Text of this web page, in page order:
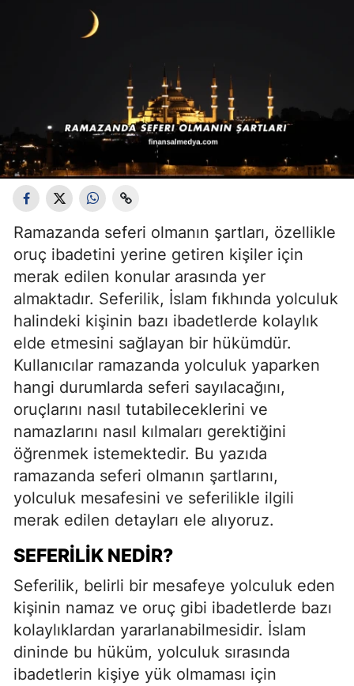
Ramazanda seferi olmanın şartları, özellikle
oruç ibadetini yerine getiren kişiler için
merak edilen konular arasında yer
almaktadır. Seferilik, İslam fıkhında yolculuk
halindeki kişinin bazı ibadetlerde kolaylık
elde etmesini sağlayan bir hükümdür.
Kullanıcılar ramazanda yolculuk yaparken
hangi durumlarda seferi sayılacağını,
oruçlarını nasıl tutabileceklerini ve
namazlarını nasıl kılmaları gerektiğini
öğrenmek istemektedir. Bu yazıda
ramazanda seferi olmanın şartlarını,
yolculuk mesafesini ve seferilikle ilgili
merak edilen detayları ele alıyoruz.
SEFERILIK NEDIR?
Seferilik, belirli bir mesafeye yolculuk eden
kişinin namaz ve oruç gibi ibadetlerde bazı
kolaylıklardan yararlanabilmesidir. İslam
dininde bu hüküm, yolculuk sırasında
ibadetlerin kişiye yük olmaması için